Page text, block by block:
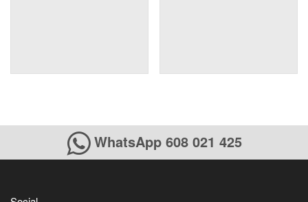
WhatsApp 608 021 425